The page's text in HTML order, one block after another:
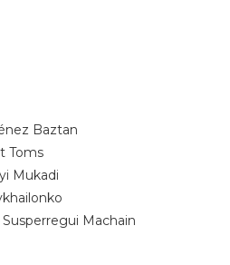
Baztan
Toms
Mukadi
Machain